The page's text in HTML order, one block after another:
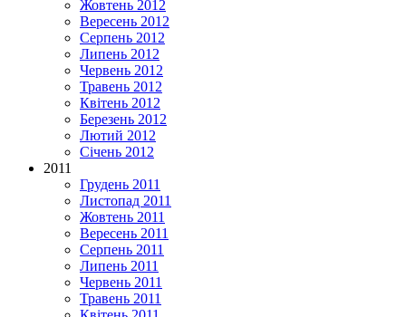
Жовтень 2012
Вересень 2012
Серпень 2012
Липень 2012
Червень 2012
Травень 2012
Квітень 2012
Березень 2012
Лютий 2012
Січень 2012
2011
Грудень 2011
Листопад 2011
Жовтень 2011
Вересень 2011
Серпень 2011
Липень 2011
Червень 2011
Травень 2011